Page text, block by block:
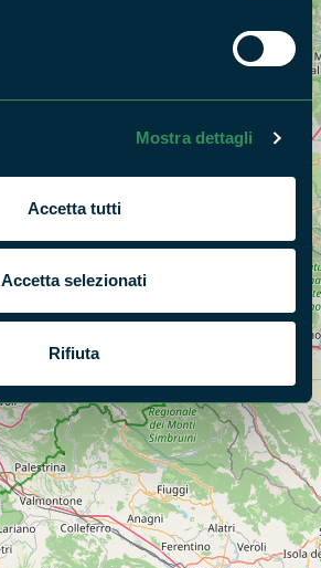
Mostra dettagli
Accetta tutti
Accetta selezionati
Rifiuta